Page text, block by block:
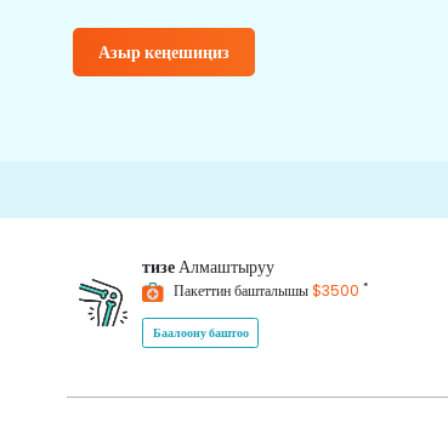
Азыр кеңешиңиз
тизеАлмаштыруу
Пакеттин башталышы$3500 *
Баалоону баштоо